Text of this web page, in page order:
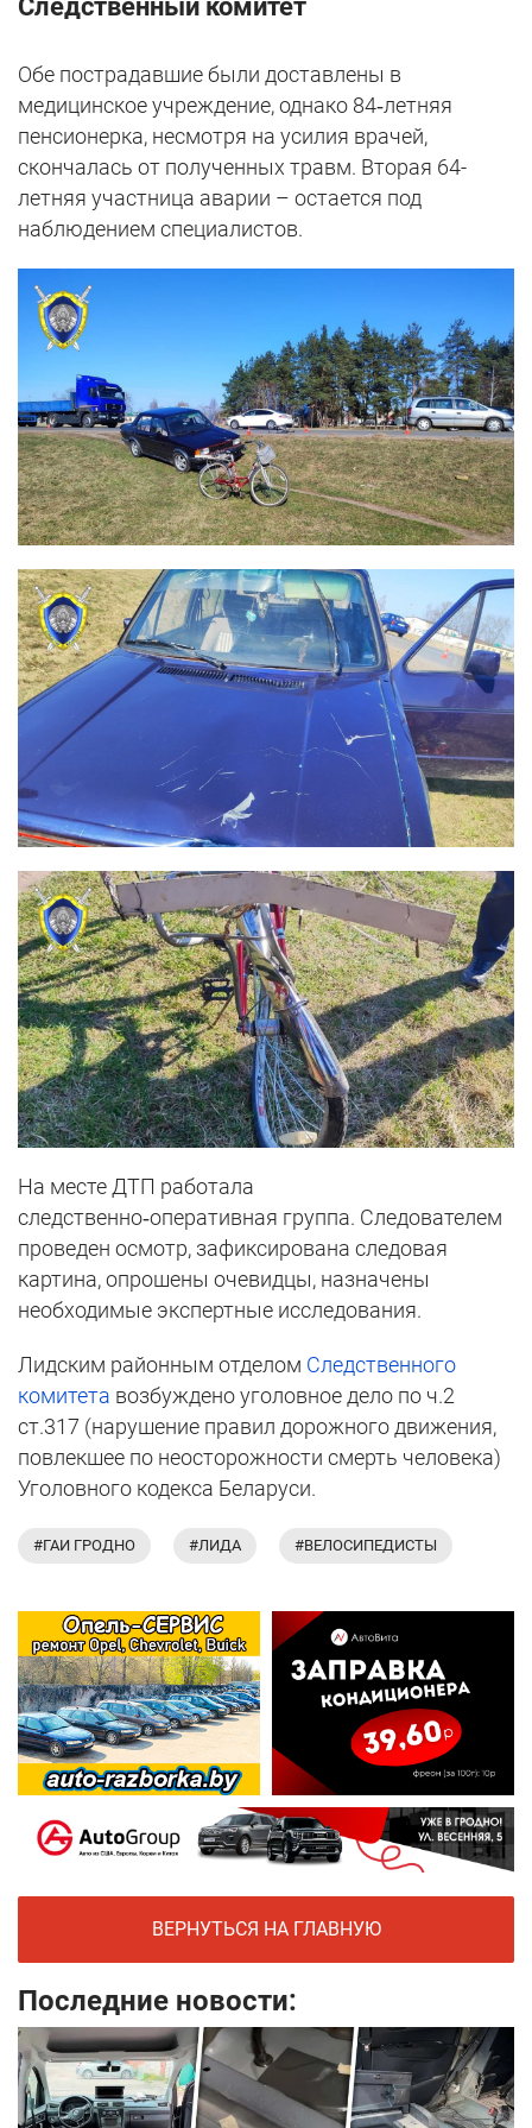
Следственный комитет
Обе пострадавшие были доставлены в
медицинское учреждение, однако 84‑летняя
пенсионерка, несмотря на усилия врачей,
скончалась от полученных травм. Вторая 64-
летняя участница аварии – остается под
наблюдением специалистов.
На месте ДТП работала
следственно‑оперативная группа. Следователем
проведен осмотр, зафиксирована следовая
картина, опрошены очевидцы, назначены
необходимые экспертные исследования.
Лидским районным отделом Следственного
комитета возбуждено уголовное дело по ч.2
ст.317 (нарушение правил дорожного движения,
повлекшее по неосторожности смерть человека)
Уголовного кодекса Беларуси.
#ГАИ ГРОДНО #ЛИДА #ВЕЛОСИПЕДИСТЫ
ВЕРНУТЬСЯ НА ГЛАВНУЮ
Последние новости: